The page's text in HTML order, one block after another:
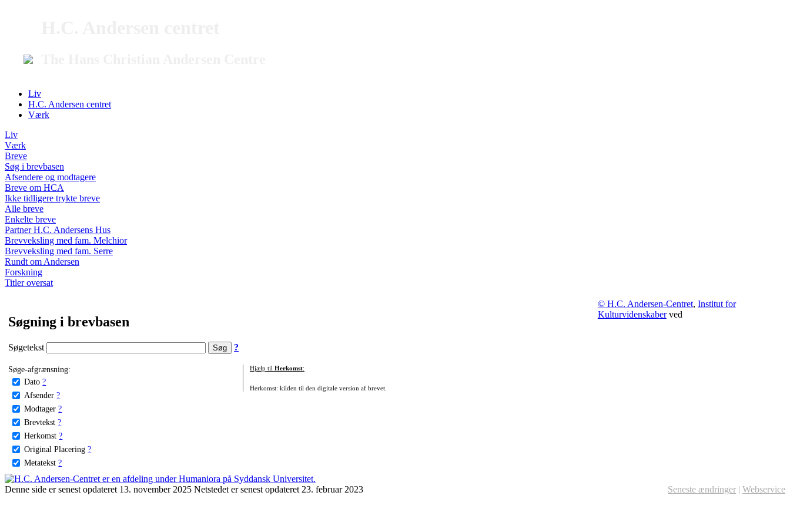
Liv
H.C. Andersen centret
Værk
Liv
Værk
Breve
Søg i brevbasen
Afsendere og modtagere
Breve om HCA
Ikke tidligere trykte breve
Alle breve
Enkelte breve
Partner H.C. Andersens Hus
Brevveksling med fam. Melchior
Brevveksling med fam. Serre
Rundt om Andersen
Forskning
Titler oversat
Søgning i brevbasen
Søgetekst ?
Søge-afgrænsning:
Dato ?
Afsender ?
Modtager ?
Brevtekst ?
Herkomst ?
Original Placering ?
Metatekst ?
Hjælp til Herkomst:
Herkomst: kilden til den digitale version af brevet.
© H.C. Andersen-Centret, Institut for
Kulturvidenskaberved
Denne side er senest opdateret 13. november 2025 Netstedet er senest opdateret 23. februar 2023 Seneste ændringer | Webservice